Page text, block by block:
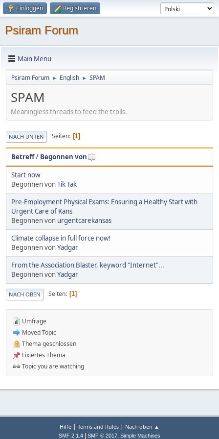
Einloggen Registrieren
Psiram Forum
Main Menu
Psiram Forum ► English ► SPAM
SPAM
Meaningless threads to feed the trolls.
NACH UNTEN Seiten 1
Betreff/ Begonnen von
Start now
Begonnen vonTik Tak
Pre-Employment Physical Exams: Ensuring a Healthy Start with
Urgent Care of Kans
Begonnen von urgentcarekansas
Climate collapse in full force now!
Begonnen vonYadgar
From the Association Blaster, keyword "Internet"...
Begonnen vonYadgar
NACH OBEN Seiten 1
Umfrage
Moved Topic
Thema geschlossen
Fixiertes Thema
Topic you are watching
Hilfe | Terms and Rules | Nach oben ▲
SMF 2.1.4 SMF © 2017, Simple Machines